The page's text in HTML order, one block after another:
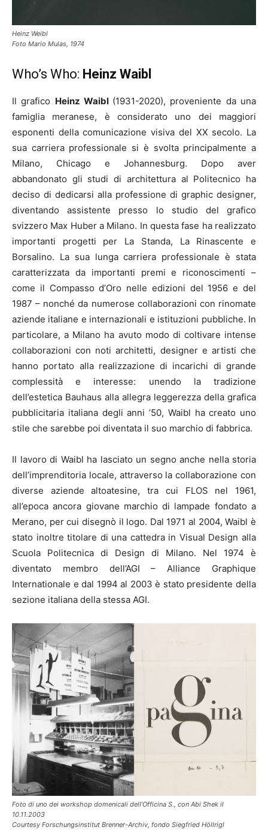
Heinz Weibl
Foto Mario Mulas, 1974
Who’s Who: Heinz Waibl
Il grafico Heinz Waibl (1931-2020), proveniente da una
famiglia meranese, è considerato uno dei maggiori
esponenti della comunicazione visiva del XX secolo. La
sua carriera professionale si è svolta principalmente a
Milano, Chicago e Johannesburg. Dopo aver
abbandonato gli studi di architettura al Politecnico ha
deciso di dedicarsi alla professione di graphic designer,
diventando assistente presso lo studio del grafico
svizzero Max Huber a Milano. In questa fase ha realizzato
importanti progetti per La Standa, La Rinascente e
Borsalino. La sua lunga carriera professionale è stata
caratterizzata da importanti premi e riconoscimenti –
come il Compasso d’Oro nelle edizioni del 1956 e del
1987 – nonché da numerose collaborazioni con rinomate
aziende italiane e internazionali e istituzioni pubbliche. In
particolare, a Milano ha avuto modo di coltivare intense
collaborazioni con noti architetti, designer e artisti che
hanno portato alla realizzazione di incarichi di grande
complessità e interesse: unendo la tradizione
dell’estetica Bauhaus alla allegra leggerezza della grafica
pubblicitaria italiana degli anni ’50, Waibl ha creato uno
stile che sarebbe poi diventata il suo marchio di fabbrica.
Il lavoro di Waibl ha lasciato un segno anche nella storia
dell’imprenditoria locale, attraverso la collaborazione con
diverse aziende altoatesine, tra cui FLOS nel 1961,
all’epoca ancora giovane marchio di lampade fondato a
Merano, per cui disegnò il logo. Dal 1971 al 2004, Waibl è
stato inoltre titolare di una cattedra in Visual Design alla
Scuola Politecnica di Design di Milano. Nel 1974 è
diventato membro dell’AGI – Alliance Graphique
Internationale e dal 1994 al 2003 è stato presidente della
sezione italiana della stessa AGI.
Foto di uno dei workshop domenicali dell’Officina S., con Abi Shek il
10.11.2003
Courtesy Forschungsinstitut Brenner-Archiv, fondo Siegfried Höllrigl